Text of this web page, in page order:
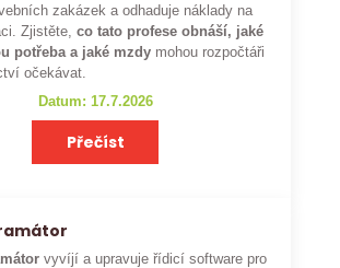
zakázek a odhaduje náklady na
Zjistěte,co tato profese obnáší, jaké
potřeba a jaké mzdy mohou rozpočtáři
očekávat.
Datum: 17.7.2026
Přečíst
vyvíjí a upravuje řídicí software pro